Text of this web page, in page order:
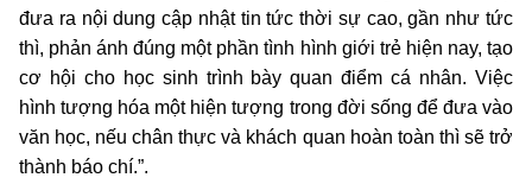
đưa ra nội dung cập nhật tin tức thời sự cao, gần như tức
thì, phản ánh đúng một phần tình hình giới trẻ hiện nay, tạo
cơ hội cho học sinh trình bày quan điểm cá nhân. Việc
hình tượng hóa một hiện tượng trong đời sống để đưa vào
văn học, nếu chân thực và khách quan hoàn toàn thì sẽ trở
thành báo chí.”.